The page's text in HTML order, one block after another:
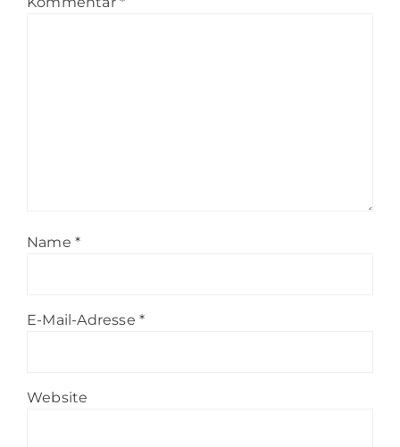
Name *
E-Mail-Adresse *
Website